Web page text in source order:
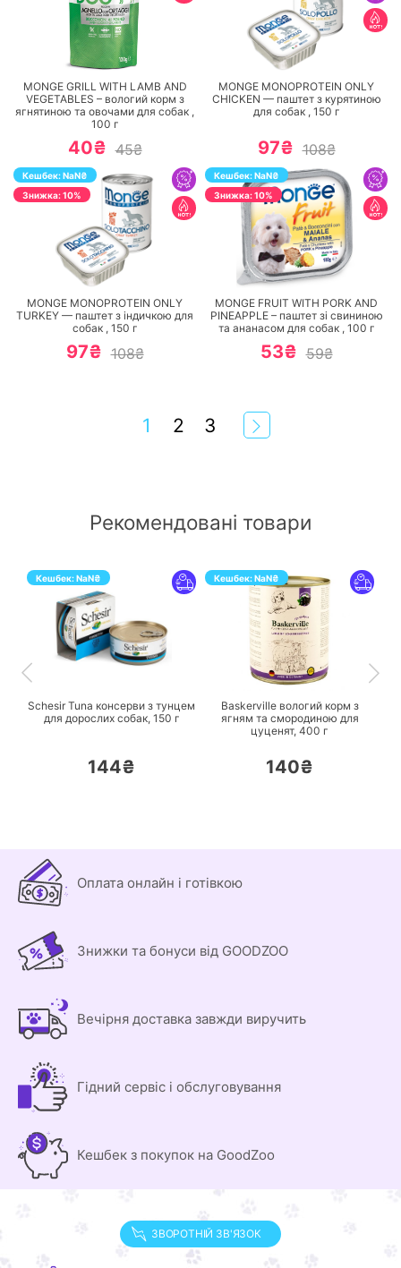
ПЕРЕЙТИ
MONGE GRILL WITH LAMB AND
VEGETABLES – вологий корм з
ягнятиною та овочами для собак ,
100 г
40₴ 45₴
ПЕРЕЙТИ
MONGE MONOPROTEIN ONLY
CHICKEN — паштет з курятиною
для собак , 150 г
97₴ 108₴
Кешбек:NaN₴
Знижка: 10%
ПЕРЕЙТИ
MONGE MONOPROTEIN ONLY
TURKEY — паштет з індичкою для
собак , 150 г
97₴ 108₴
Кешбек:NaN₴
Знижка: 10%
ПЕРЕЙТИ
MONGE FRUIT WITH PORK AND
PINEAPPLE – паштет зі свининою
та ананасом для собак , 100 г
53₴ 59₴
1 2 3
Рекомендовані товари
Кешбек:NaN₴
ПЕРЕЙТИ
Schesir Tuna консерви з тунцем
для дорослих собак, 150 г
144₴
Кешбек:NaN₴
ПЕРЕЙТИ
Baskerville вологий корм з
ягням та смородиною для
цуценят, 400 г
140₴
Оплата онлайн і готівкою
Знижки та бонуси від GOODZOO
Вечірня доставка завжди виручить
Гідний сервіс і обслуговування
Кешбек з покупок на GoodZoo
ЗВОРОТНІЙ ЗВ'ЯЗОК